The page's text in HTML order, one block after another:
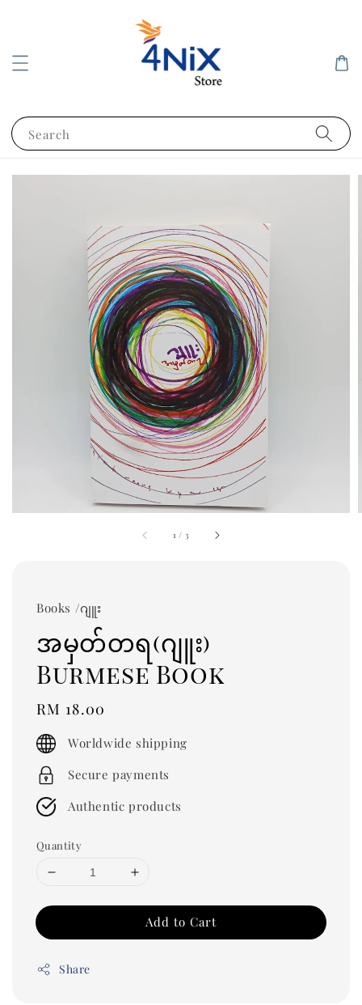
Search
1 / 3
Books /ဂျူး
အမှတ်တရ(ဂျူး)
Burmese Book
Regular
price
RM 18.00
Worldwide shipping
Secure payments
Authentic products
Quantity
Add to Cart
Share